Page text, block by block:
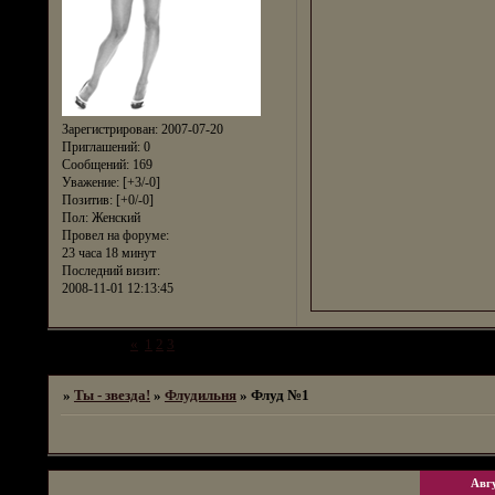
Зарегистрирован: 2007-07-20
Приглашений:0
Сообщений:169
Уважение: [+3/-0]
Позитив: [+0/-0]
Пол:Женский
Провел на форуме:
23 часа 18 минут
Последний визит:
2008-11-01 12:13:45
« 1 2 3
» Ты - звезда! » Флудильня » Флуд №1